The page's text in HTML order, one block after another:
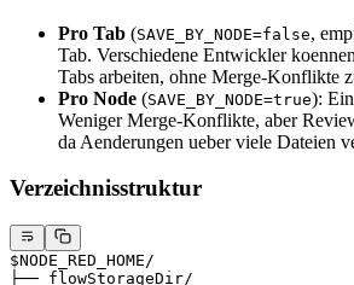
Pro Tab (SAVE_BY_NODE=false,
Tab. Verschiedene Entwickler
Tabs arbeiten, ohne Merge-Konflikte
Pro Node (SAVE_BY_NODE=true):
Weniger Merge-Konflikte, aber
da Aenderungen ueber viele Dateien
Verzeichnisstruktur
$NODE_RED_HOME/
├── flowStorageDir/